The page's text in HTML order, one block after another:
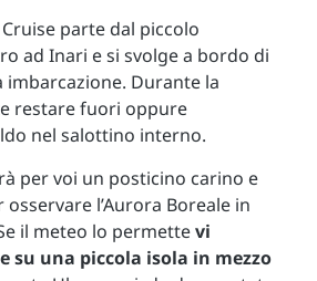
parte dal piccolo
ad Inari e si svolge a bordo di
imbarcazione. Durante la
restare fuori oppure
nel salottino interno.
per voi un posticino carino e
l’Aurora Boreale in
il meteo lo permettevi
su una piccola isola in mezzo